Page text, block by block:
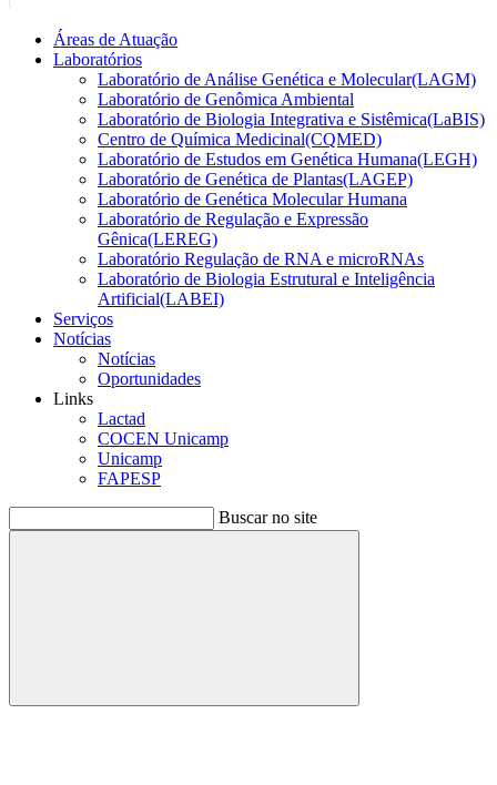
Áreas de Atuação
Laboratórios
Laboratório de Análise Genética e Molecular(LAGM)
Laboratório de Genômica Ambiental
Laboratório de Biologia Integrativa e Sistêmica(LaBIS)
Centro de Química Medicinal(CQMED)
Laboratório de Estudos em Genética Humana(LEGH)
Laboratório de Genética de Plantas(LAGEP)
Laboratório de Genética Molecular Humana
Laboratório de Regulação e Expressão
Gênica(LEREG)
Laboratório Regulação de RNA e microRNAs
Laboratório de Biologia Estrutural e Inteligência
Artificial(LABEI)
Serviços
Notícias
Notícias
Oportunidades
Links
Lactad
COCEN Unicamp
Unicamp
FAPESP
Buscar no site
Buscar